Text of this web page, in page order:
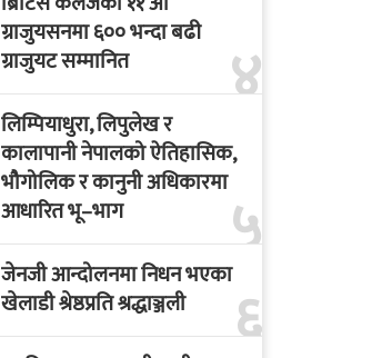
४
ग्राजुयसनमा ६०० भन्दा बढी
ग्राजुयट सम्मानित
५
लिम्पियाधुरा, लिपुलेख र
कालापानी नेपालको ऐतिहासिक,
भौगोलिक र कानुनी अधिकारमा
आधारित भू–भाग
६
जेनजी आन्दोलनमा निधन भएका
खेलाडी श्रेष्ठप्रति श्रद्धाञ्जली